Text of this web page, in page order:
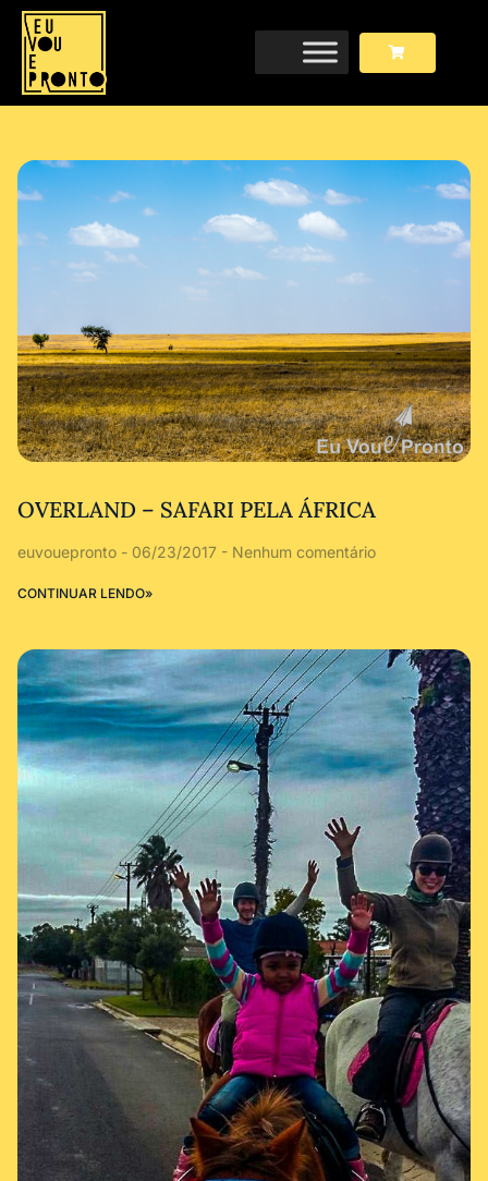
OVERLAND – SAFARI PELA ÁFRICA
euvouepronto 06/23/2017 Nenhum comentário
CONTINUAR LENDO»